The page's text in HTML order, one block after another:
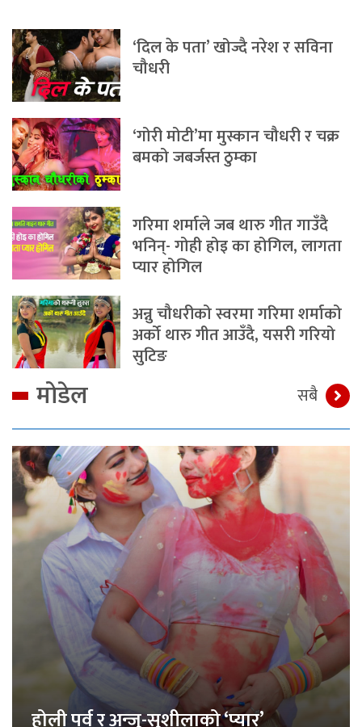
‘दिल के पता’ खोज्दै नरेश र सविना
चौधरी
‘गोरी मोटी’मा मुस्कान चौधरी र चक्र
बमको जबर्जस्त ठुम्का
गरिमा शर्माले जब थारु गीत गाउँदै
भनिन्- गोही होइ का होगिल, लागता
प्यार होगिल
अन्नु चौधरीको स्वरमा गरिमा शर्माको
अर्को थारु गीत आउँदै, यसरी गरियो
सुटिङ
मोडेल सबै
होली पर्व र अन्जु-सुशीलाको ‘प्यार’